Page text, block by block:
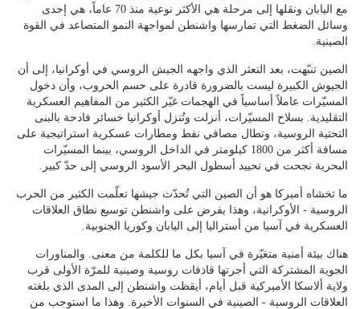
مع اليابان ونقلها إلى مرحلة هي الأكثر نوعية منذ 70 عاماً، هي إحدى
وسائل الضغط التي تمارسها واشنطن لمواجهة النمو المتصاعد في القوة
الصينية.
الصين تنبّهت، بعد التعثر الذي واجهه الجيش الروسي في أوكرانيا، إلى أن
الجيوش الكبيرة ليست بالضرورة قادرة على حسم الحروب، وأن دخول
المسيّرات عاملاً أساسياً في الهجمات غيّر الكثير من المفاهيم العسكرية
التقليدية. بسلاح المسيّرات، أنزلت وتُنزل أوكرانيا خسائر فادحة بالبنى
التحتية الروسية، وتطال مصافي نفط ومطارات عسكرية استراتيجية على
مسافة أكثر من 1800 كيلومتر في الداخل الروسي، بينما المسيّرات
البحرية نجحت في تحييد أسطول البحر الأسود الروسي إلى حدّ كبير.
ما تخشاه أميركا هو أن الصين التي تُحدّث جيشها تعلّمت الكثير من الحرب
الروسية - الأوكرانية، وهذا يفرض على واشنطن توسيع نطاق العلاقات
العسكرية في آسيا من أستراليا إلى اليابان وكوريا الجنوبية.
هناك بيئة أمنية متغيّرة في آسيا بكل ما للكلمة من معنى. والمناورات
الجوية المشتركة التي أجرتها قاذفات روسية وصينية للمرّة الأولى قرب
ولاية ألاسكا الأميركية قبل أيام، أيقظت واشنطن إلى المدى الذي بلغته
العلاقات الروسية - الصينية في السنوات الأخيرة. وهذا ما استوجب من